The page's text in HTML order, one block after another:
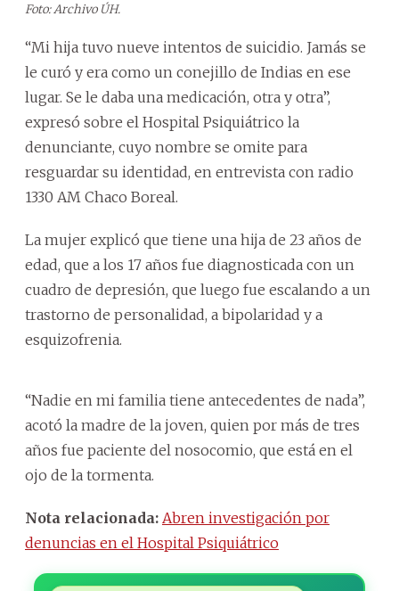
Foto: Archivo ÚH.
“Mi hija tuvo nueve intentos de suicidio. Jamás se
le curó y era como un conejillo de Indias en ese
lugar. Se le daba una medicación, otra y otra”,
expresó sobre el Hospital Psiquiátrico la
denunciante, cuyo nombre se omite para
resguardar su identidad, en entrevista con radio
1330 AM Chaco Boreal.
La mujer explicó que tiene una hija de 23 años de
edad, que a los 17 años fue diagnosticada con un
cuadro de depresión, que luego fue escalando a un
trastorno de personalidad, a bipolaridad y a
esquizofrenia.
“Nadie en mi familia tiene antecedentes de nada”,
acotó la madre de la joven, quien por más de tres
años fue paciente del nosocomio, que está en el
ojo de la tormenta.
Nota relacionada: Abren investigación por
denuncias en el Hospital Psiquiátrico